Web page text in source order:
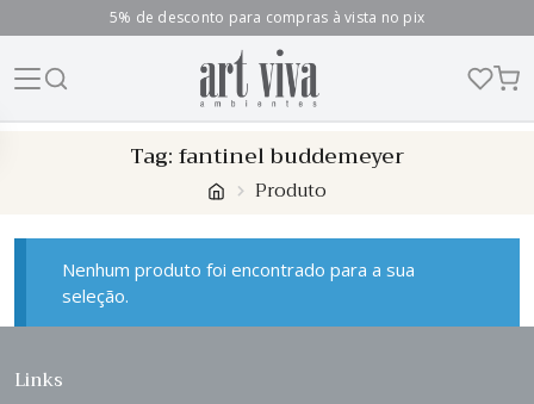
5% de desconto para compras à vista no pix
Tag:fantinel buddemeyer
Produto
Nenhum produto foi encontrado para a sua
seleção.
Links